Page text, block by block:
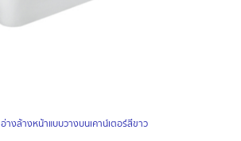
อ่างล้างหน้าแบบวางบนเคาน์เตอร์สีขาว